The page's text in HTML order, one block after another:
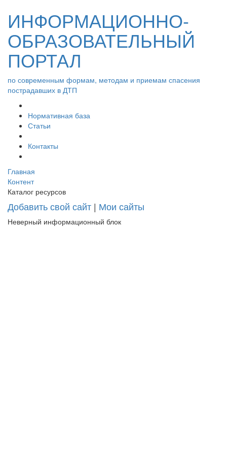
ИНФОРМАЦИОННО-
ОБРАЗОВАТЕЛЬНЫЙ
ПОРТАЛ
по современным формам, методам и приемам спасения
пострадавших в ДТП
Нормативная база
Статьи
Контакты
Главная
Контент
Каталог ресурсов
Добавить свой сайт | Мои сайты
Неверный информационный блок